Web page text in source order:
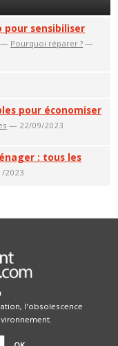
pour sensibiliser
— Pourquoi réparer ? —
pour économiser
— 22/09/2023
: tous les
2023
l'obsolescence